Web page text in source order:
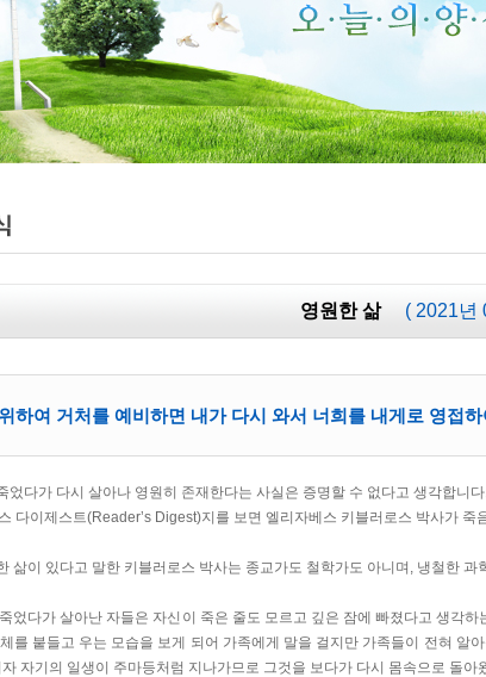
영원한 삶 ( 2021년
하여 거처를 예비하면 내가 다시 와서 너희를 내게로 영접
었다가 다시 살아나 영원히 존재한다는 사실은 증명할 수 없다고 생각합니
다이제스트(Reader’s Digest)지를 보면 엘리자베스 키블러로스 박사가
삶이 있다고 말한 키블러로스 박사는 종교가도 철학가도 아니며, 냉철한 과
었다가 살아난 자들은 자신이 죽은 줄도 모르고 깊은 잠에 빠졌다고 생각
를 붙들고 우는 모습을 보게 되어 가족에게 말을 걸지만 가족들이 전혀 알
자기의 일생이 주마등처럼 지나가므로 그것을 보다가 다시 몸속으로 돌아